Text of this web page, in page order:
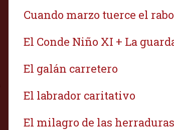
Cuando marzo tuerce el
El Conde Niño XI + La
El galán carretero
El labrador caritativo
El milagro de las herraduras